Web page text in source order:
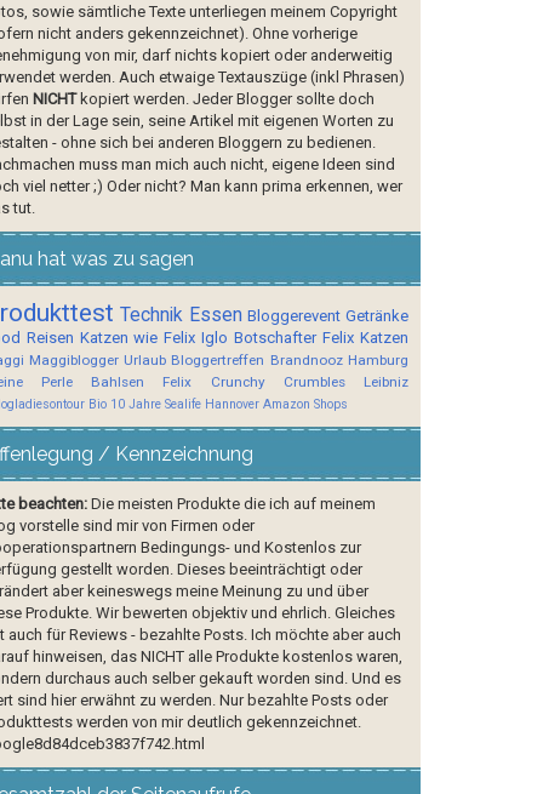
sowie sämtliche Texte unterliegen meinem Copyright
nicht anders gekennzeichnet). Ohne vorherige
von mir, darf nichts kopiert oder anderweitig
werden. Auch etwaige Textauszüge (inkl Phrasen)
NICHTkopiert werden. Jeder Blogger sollte doch
in der Lage sein, seine Artikel mit eigenen Worten zu
- ohne sich bei anderen Bloggern zu bedienen.
muss man mich auch nicht, eigene Ideen sind
viel netter ;) Oder nicht? Man kann prima erkennen, wer
tut.
hat was zu sagen
Technik Essen Bloggerevent Getränke
Reisen Katzen wie Felix Iglo Botschafter Felix Katzen
Maggiblogger Urlaub Bloggertreffen Brandnooz Hamburg
Perle
Bahlsen Felix Crunchy Crumbles Leibniz
Bio 10 Jahre Sealife Hannover Amazon Shops
/ Kennzeichnung
beachten:Die meisten Produkte die ich auf meinem
vorstelle sind mir von Firmen oder
Bedingungs- und Kostenlos zur
gestellt worden. Dieses beeinträchtigt oder
aber keineswegs meine Meinung zu und über
Produkte. Wir bewerten objektiv und ehrlich. Gleiches
auch für Reviews - bezahlte Posts. Ich möchte aber auch
hinweisen, das NICHT alle Produkte kostenlos waren,
durchaus auch selber gekauft worden sind. Und es
sind hier erwähnt zu werden. Nur bezahlte Posts oder
werden von mir deutlich gekennzeichnet.